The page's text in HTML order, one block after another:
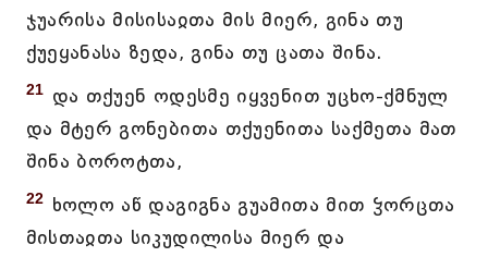
ჯუარისა მისისაჲთა მის მიერ, გინა თუ
ქუეყანასა ზედა, გინა თუ ცათა შინა.
21 და თქუენ ოდესმე იყვენით უცხო-ქმნულ
და მტერ გონებითა თქუენითა საქმეთა მათ
შინა ბოროტთა,
22 ხოლო აწ დაგიგნა გუამითა მით ჴორცთა
მისთაჲთა სიკუდილისა მიერ და